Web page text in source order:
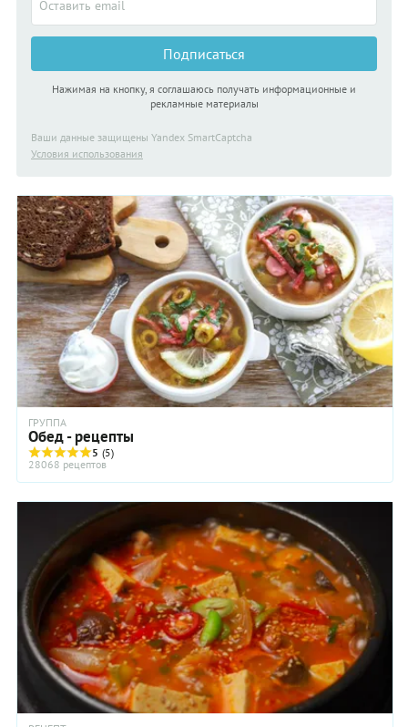
Подписаться
Нажимая на кнопку, я соглашаюсь получать информационные и
рекламные материалы
Ваши данные защищены Yandex SmartCaptcha
Условия использования
ГРУППА
Обед - рецепты
5 (5)
28068 рецептов